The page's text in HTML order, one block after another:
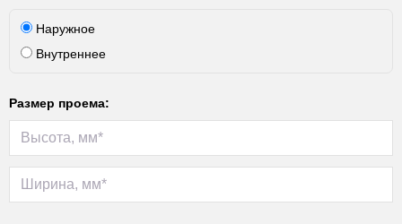
Наружное
Внутреннее
Размер проема: